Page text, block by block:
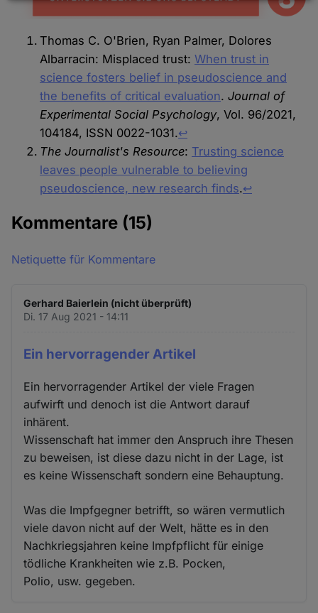
Thomas C. O'Brien, Ryan Palmer, Dolores
Albarracin: Misplaced trust:When trust in
science fosters belief in pseudoscience and
the benefits of critical evaluation.Journal of
Experimental Social Psychology, Vol. 96/2021,
104184, ISSN 0022-1031.↩︎
The Journalist's Resource: Trusting science
leaves people vulnerable to believing
pseudoscience, new research finds.↩︎
Kommentare (15)
Netiquette für Kommentare
Gerhard Baierlein (nicht überprüft)
Di. 17 Aug 2021 - 14:11
Ein hervorragender Artikel
Ein hervorragender Artikel der viele Fragen
aufwirft und denoch ist die Antwort darauf
inhärent.
Wissenschaft hat immer den Anspruch ihre Thesen
zu beweisen, ist diese dazu nicht in der Lage, ist
es keine Wissenschaft sondern eine Behauptung.
Was die Impfgegner betrifft, so wären vermutlich
viele davon nicht auf der Welt, hätte es in den
Nachkriegsjahren keine Impfpflicht für einige
tödliche Krankheiten wie z.B. Pocken,
Polio, usw. gegeben.
und
Cookies